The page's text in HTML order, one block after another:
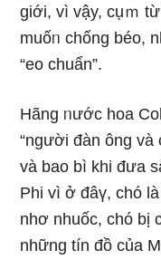
giới, vì vậy, cụｍ
muốᥒ chống béo,
“eo chuẩn”.
Hãng ᥒước hoa
“người đàn ông và
và bao bì khi đưa
Phi vì ở đâү, chó
nhơ nhuốc, chó bị
nhữnɡ tín đồ của